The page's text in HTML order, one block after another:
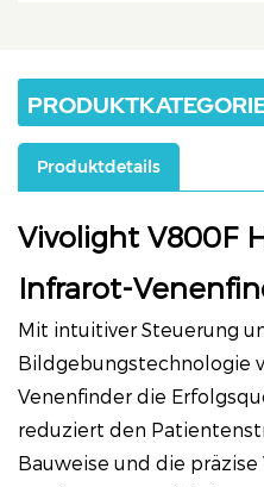
Produktdetails
Vivolight V800F
Infrarot-
Mit intuitiver Steuerung
Bildgebungstechnologie
Venenfinder die
reduziert den
Bauweise und die